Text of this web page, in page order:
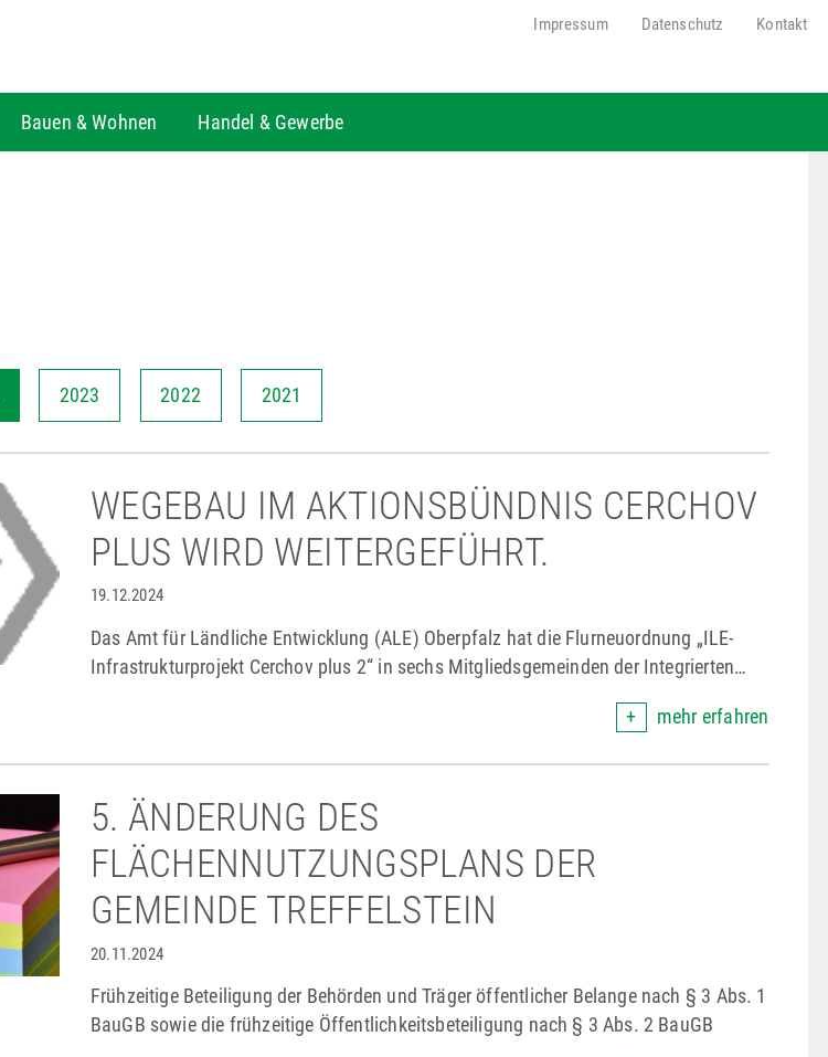
Impressum Datenschutz Kontakt
Bauen & Wohnen Handel & Gewerbe
2023 2022 2021
WEGEBAU IM AKTIONSBÜNDNIS CERCHOV
PLUS WIRD WEITERGEFÜHRT.
19.12.2024
Das Amt für Ländliche Entwicklung (ALE) Oberpfalz hat die Flurneuordnung „ILE-
Infrastrukturprojekt Cerchov plus 2“ in sechs Mitgliedsgemeinden der Integrierten
mehr erfahren
5. ÄNDERUNG DES
FLÄCHENNUTZUNGSPLANS DER
GEMEINDE TREFFELSTEIN
20.11.2024
Frühzeitige Beteiligung der Behörden und Träger öffentlicher Belange nach § 3 Abs. 1
BauGB sowie die frühzeitige Öffentlichkeitsbeteiligung nach § 3 Abs. 2 BauGB